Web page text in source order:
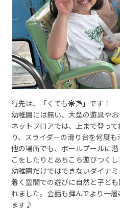
未就園児教室・幼稚
入園の
設定区分
利用時間
定員
経費
入園の流れ
トピ
行先は、「くても☀☂」です！
幼稚園には無い、大型の遊具や
ネットフロアでは、上まで登っ
り、スライダーの滑り台を何度も
他の場所でも、ボールプールに
こをしたりとあちこち遊びつくし
幼稚園だけではできないダイナ
着く空間での遊びに自然と子ど
れました。会話も弾んでより一
ます♪